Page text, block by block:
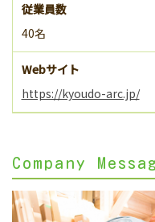
従業員数
40名
Webサイト
https://kyoudo-arc.jp/
Company